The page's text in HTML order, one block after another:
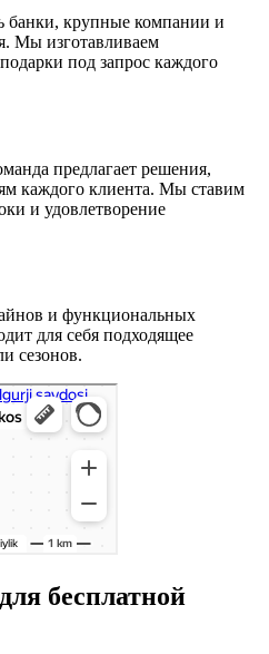
банки, крупные компании и
Мы изготавливаем
под запрос каждого
предлагает решения,
каждого клиента. Мы ставим
и удовлетворение
и функциональных
для себя подходящее
сезонов.
бесплатной